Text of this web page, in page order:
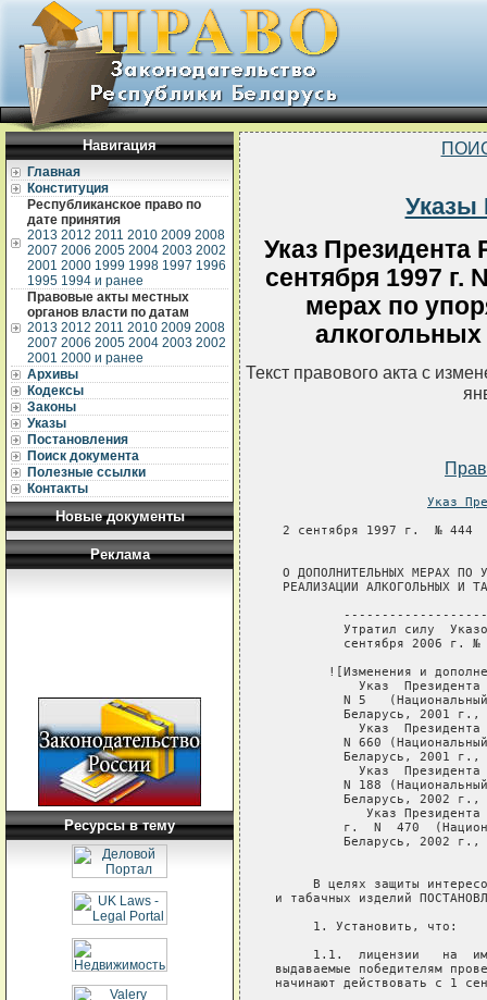
Навигация
Главная
Конституция
Республиканское право по
дате принятия
2013 2012 2011 2010 2009 2008
2007 2006 2005 2004 2003 2002
2001 2000 1999 1998 1997 1996
1995 1994 и ранее
Правовые акты местных
органов власти по датам
2013 2012 2011 2010 2009 2008
2007 2006 2005 2004 2003 2002
2001 2000 и ранее
Архивы
Кодексы
Законы
Указы
Постановления
Поиск документа
Полезные ссылки
Контакты
Новые документы
Реклама
Ресурсы в тему
Указы
Указ Президента
сентября 1997
мерах по
Текст правового акта с
Указ